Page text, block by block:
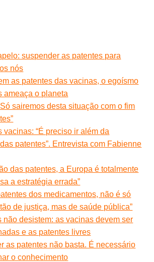
suspender as patentes para
nós
as patentes das vacinas, o egoísmo
ameaça o planeta
sairemos desta situação com o fim
vacinas: “É preciso ir além da
patentes”. Entrevista com Fabienne
das patentes, a Europa é totalmente
a estratégia errada”
dos medicamentos, não é só
de justiça, mas de saúde pública”
não desistem: as vacinas devem ser
e as patentes livres
as patentes não basta. É necessário
o conhecimento